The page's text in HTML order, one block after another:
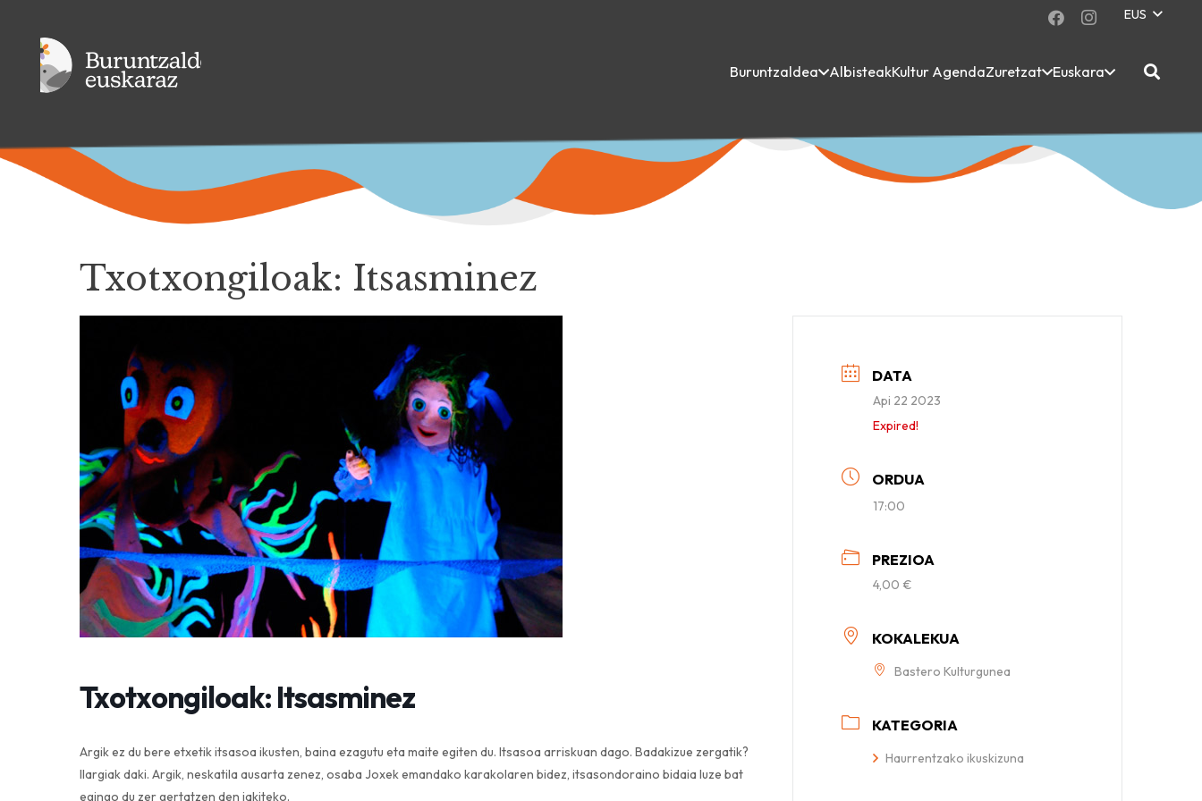
EUS
Buruntzaldea AlbisteakKultur AgendaZuretzat Euskara
Txotxongiloak: Itsasminez
Txotxongiloak: Itsasminez
Argik ez du bere etxetik itsasoa ikusten, baina ezagutu eta maite egiten du. Itsasoa arriskuan dago. Badakizue zergatik?
Ilargiak daki. Argik, neskatila ausarta zenez, osaba Joxek emandako karakolaren bidez, itsasondoraino bidaia luze bat
egingo du zer gertatzen den jakiteko.
DATA
Api 22 2023
Expired!
ORDUA
17:00
PREZIOA
4,00 €
KOKALEKUA
Bastero Kulturgunea
KATEGORIA
Haurrentzako ikuskizuna